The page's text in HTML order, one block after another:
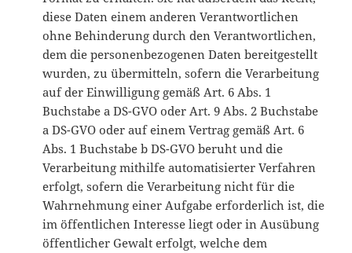
diese Daten einem anderen Verantwortlichen
ohne Behinderung durch den Verantwortlichen,
dem die personenbezogenen Daten bereitgestellt
wurden, zu übermitteln, sofern die Verarbeitung
auf der Einwilligung gemäß Art. 6 Abs. 1
Buchstabe a DS-GVO oder Art. 9 Abs. 2 Buchstabe
a DS-GVO oder auf einem Vertrag gemäß Art. 6
Abs. 1 Buchstabe b DS-GVO beruht und die
Verarbeitung mithilfe automatisierter Verfahren
erfolgt, sofern die Verarbeitung nicht für die
Wahrnehmung einer Aufgabe erforderlich ist, die
im öffentlichen Interesse liegt oder in Ausübung
öffentlicher Gewalt erfolgt, welche dem